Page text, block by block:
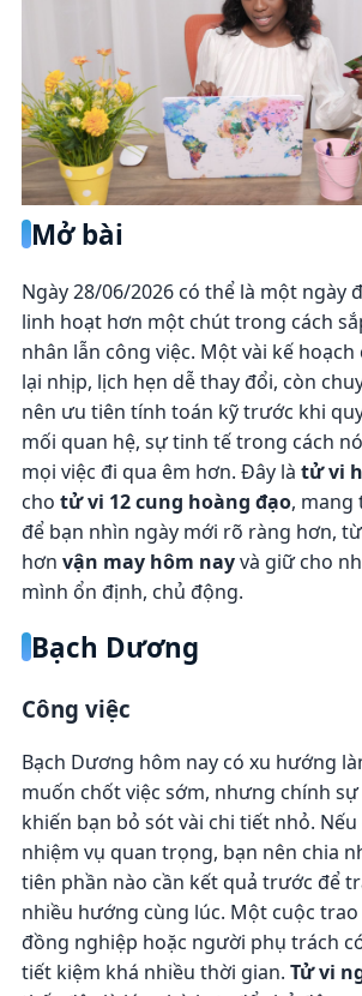
Mở bài
Ngày 28/06/2026 có thể là một ngày
linh hoạt hơn một chút trong cách
nhân lẫn công việc. Một vài kế
lại nhịp, lịch hẹn dễ thay đổi, còn
nên ưu tiên tính toán kỹ trước khi
mối quan hệ, sự tinh tế trong cách
mọi việc đi qua êm hơn. Đây là tử vi
cho tử vi 12 cung hoàng đạo, mang
để bạn nhìn ngày mới rõ ràng hơn,
hơn vận may hôm nayvà giữ cho
mình ổn định, chủ động.
Bạch Dương
Công việc
Bạch Dương hôm nay có xu hướng
muốn chốt việc sớm, nhưng chính
khiến bạn bỏ sót vài chi tiết nhỏ.
nhiệm vụ quan trọng, bạn nên chia
tiên phần nào cần kết quả trước để
nhiều hướng cùng lúc. Một cuộc
đồng nghiệp hoặc người phụ trách
tiết kiệm khá nhiều thời gian. Tử vi